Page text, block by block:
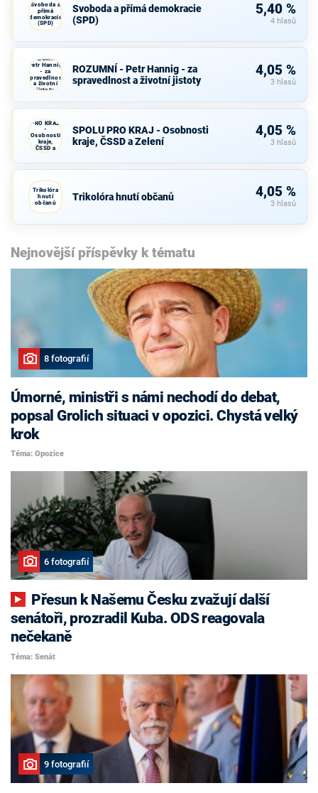
Svoboda a
přímá
demokracie
(SPD)
Svoboda a přímá demokracie
(SPD)
5,40 %
4 hlasů
ROZUMNÍ -
Petr Hannig
- za
spravedlnost
a životní
jistoty
ROZUMNÍ - Petr Hannig - za
spravedlnost a životní jistoty
4,05 %
3 hlasů
PRO KRAJ
-
Osobnosti
kraje,
ČSSD a
Zelení
SPOLU PRO KRAJ - Osobnosti
kraje, ČSSD a Zelení
4,05 %
3 hlasů
Trikolóra
hnutí
občanů
Trikolóra hnutí občanů 4,05 %
3 hlasů
Nejnovější příspěvky k tématu
8 fotografií
Úmorné, ministři s námi nechodí do debat,
popsal Grolich situaci v opozici. Chystá velký
krok
Téma: Opozice
6 fotografií
senátoři, prozradil Kuba. ODS reagovala
nečekaně
Téma: Senát
9 fotografií